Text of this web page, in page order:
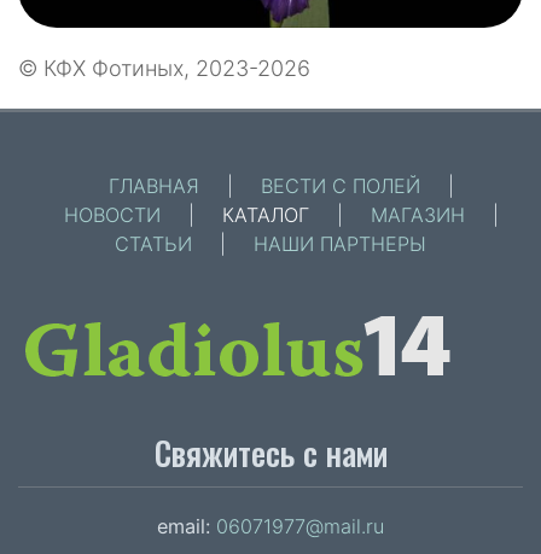
© КФХ Фотиных, 2023-2026
ГЛАВНАЯ ВЕСТИ С ПОЛЕЙ
НОВОСТИ
КАТАЛОГ МАГАЗИН
СТАТЬИ
НАШИ ПАРТНЕРЫ
Свяжитесь с нами
email: 06071977@mail.ru